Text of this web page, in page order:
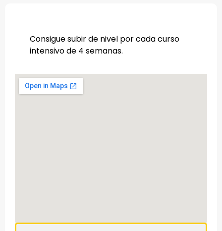
Consigue subir de nivel por cada curso
intensivo de 4 semanas.